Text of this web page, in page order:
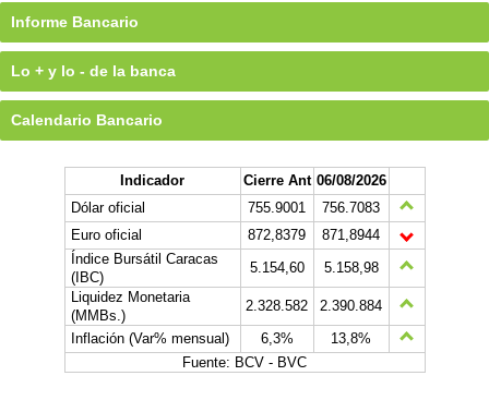
Informe Bancario
Lo + y lo - de la banca
Calendario Bancario
Indicador Cierre Ant 06/08/2026
Dólar oficial
755.9001
756.7083
Euro oficial
872,8379
871,8944
Índice Bursátil Caracas
(IBC)
5.154,60
5.158,98
Liquidez Monetaria
(MMBs.)
2.328.582
2.390.884
Inflación (Var% mensual)
6,3%
13,8%
Fuente: BCV - BVC